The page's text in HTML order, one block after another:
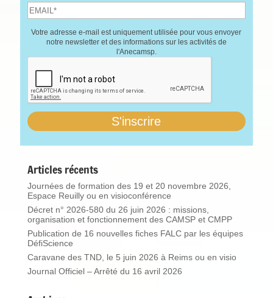
Votre adresse e-mail est uniquement utilisée pour vous envoyer
notre newsletter et des informations sur les activités de
l'Anecamsp.
Articles récents
Journées de formation des 19 et 20 novembre 2026,
Espace Reuilly ou en visioconférence
Décret n° 2026-580 du 26 juin 2026 : missions,
organisation et fonctionnement des CAMSP et CMPP
Publication de 16 nouvelles fiches FALC par les équipes
DéfiScience
Caravane des TND, le 5 juin 2026 à Reims ou en visio
Journal Officiel – Arrêté du 16 avril 2026